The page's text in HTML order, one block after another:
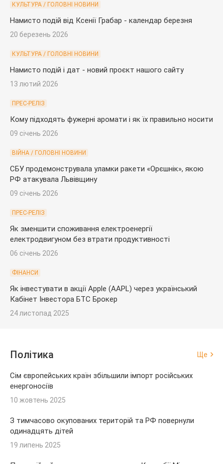
КУЛЬТУРА / ГОЛОВНІ НОВИНИ
Намисто подій від Ксенії Грабар - календар березня
20 березень 2026
КУЛЬТУРА / ГОЛОВНІ НОВИНИ
Намисто подій і дат - новий проєкт нашого сайту
13 лютий 2026
ПРЕС-РЕЛІЗ
Кому підходять фужерні аромати і як їх правильно носити
09 січень 2026
ВІЙНА / ГОЛОВНІ НОВИНИ
СБУ продемонструвала уламки ракети «Орєшнік», якою
РФ атакувала Львівщину
09 січень 2026
ПРЕС-РЕЛІЗ
Як зменшити споживання електроенергії
електродвигуном без втрати продуктивності
06 січень 2026
ФІНАНСИ
Як інвестувати в акції Apple (AAPL) через український
Кабінет Інвестора БТС Брокер
24 листопад 2025
Політика Ще
Сім європейських країн збільшили імпорт російських
енергоносіїв
10 жовтень 2025
З тимчасово окупованих територій та РФ повернули
одинадцять дітей
19 липень 2025